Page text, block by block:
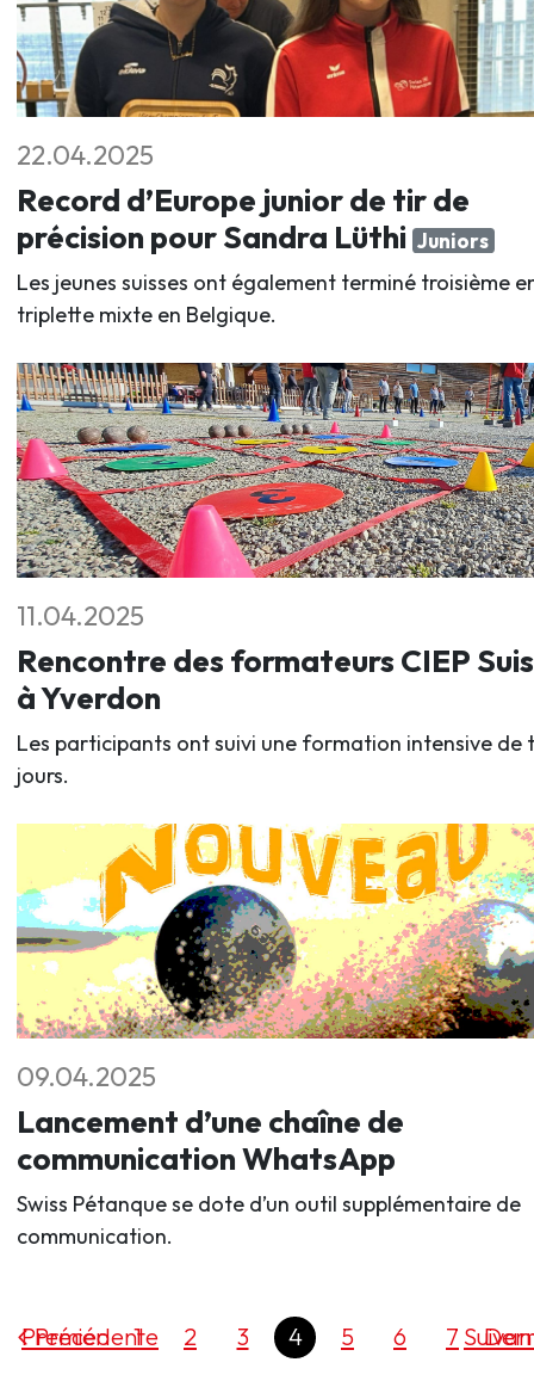
22.04.2025
Record d’Europe junior de tir de
précision pour Sandra Lüthi Juniors
Les jeunes suisses ont également terminé troisième
triplette mixte en Belgique.
11.04.2025
Rencontre des formateurs CIEP
à Yverdon
Les participants ont suivi une formation intensive de
jours.
09.04.2025
Lancement d’une chaîne de
communication WhatsApp
Swiss Pétanque se dote d’un outil supplémentaire de
communication.
Précédente
Premier 1 2 3 4 5 6 7